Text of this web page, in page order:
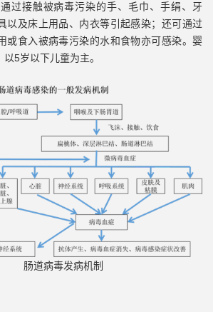
过接触被病毒污染的手、毛巾、手绢、牙
以及床上用品、内衣等引起感染；还可通过
或食入被病毒污染的水和食物亦可感染。婴
5岁以下儿童为主。
肠道病毒发病机制